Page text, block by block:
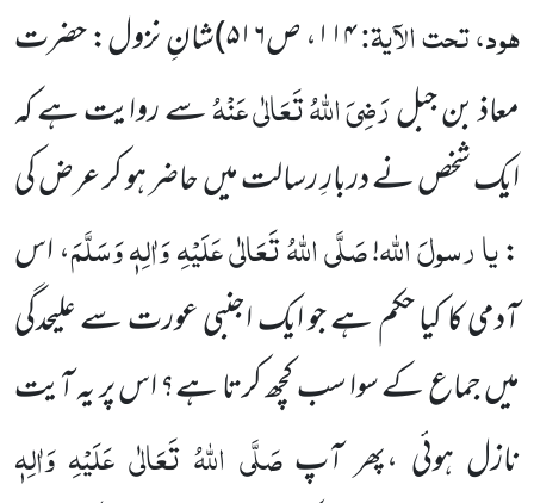
ہود، تحت الآیۃ:۱۱۴، ص۵۱۶)شانِ نزول: حضرت
معاذ بن جبلرَضِیَ اللہُ تَعَالٰی عَنْہُسے روایت ہے کہ
ایک شخص نے دربارِ رسالت میں حاضر ہو کر عرض کی
:یارسولَاللہ!صَلَّی اللہُ تَعَالٰی عَلَیْہِ وَاٰلِہٖ وَسَلَّمَ، اس
آدمی کا کیا حکم ہے جو ایک اجنبی عورت سے علیحدگی
میں جماع کے سوا سب کچھ کرتا ہے؟ اس پر یہ آیت
نازل ہوئی ،پھر آپصَلَّی اللہُ تَعَالٰی عَلَیْہِ وَاٰلِہٖ